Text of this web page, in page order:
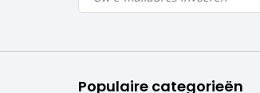
Populaire categorieën